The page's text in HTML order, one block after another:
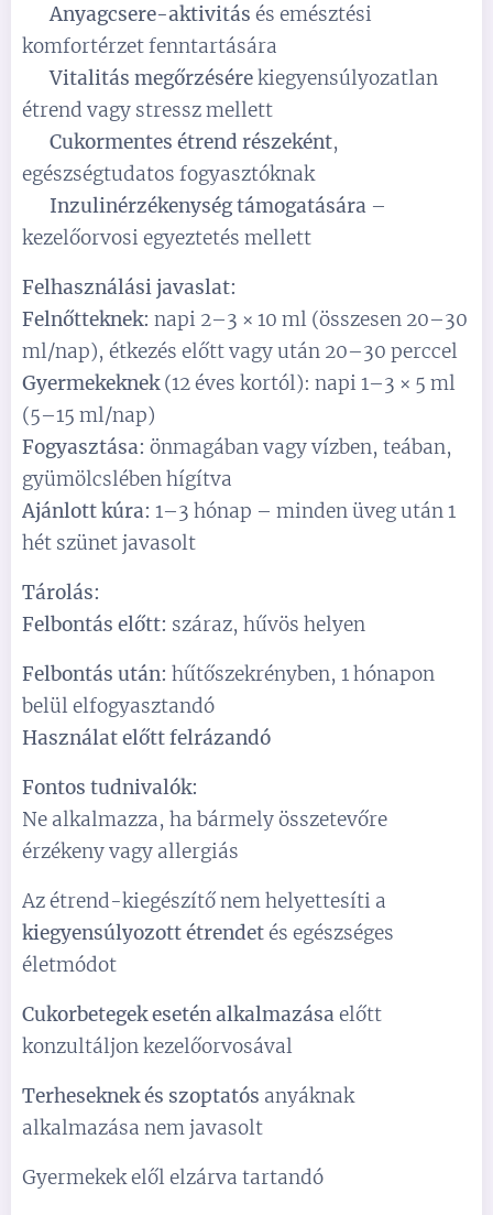
✅Anyagcsere-aktivitás és emésztési
komfortérzet fenntartására
✅Vitalitás megőrzésérekiegyensúlyozatlan
étrend vagy stressz mellett
Cukormentes étrend részeként,
egészségtudatos fogyasztóknak
Inzulinérzékenység támogatására –
kezelőorvosi egyeztetés mellett
Felhasználási javaslat:
Felnőtteknek: napi 2–3 × 10 ml (összesen 20–30
ml/nap), étkezés előtt vagy után 20–30 perccel
Gyermekeknek(12 éves kortól): napi 1–3 × 5 ml
(5–15 ml/nap)
Fogyasztása: önmagában vagy vízben, teában,
gyümölcslében hígítva
Ajánlott kúra: 1–3 hónap – minden üveg után 1
hét szünet javasolt
Tárolás:
Felbontás előtt: száraz, hűvös helyen
Felbontás után: hűtőszekrényben, 1 hónapon
belül elfogyasztandó
Használat előtt felrázandó
Fontos tudnivalók:
Ne alkalmazza, ha bármely összetevőre
érzékeny vagy allergiás
Az étrend-kiegészítő nem helyettesíti a
kiegyensúlyozott étrendetés egészséges
életmódot
Cukorbetegek esetén alkalmazásaelőtt
konzultáljon kezelőorvosával
Terheseknek és szoptatós anyáknak
alkalmazása nem javasolt
Gyermekek elől elzárva tartandó